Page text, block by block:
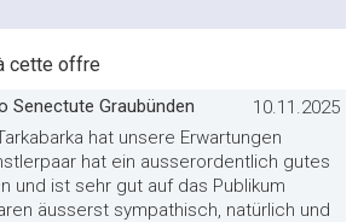
cette offre
Senectute Graubünden
10.11.2025
hat unsere Erwartungen
hat ein ausserordentlich gutes
und ist sehr gut auf das Publikum
äusserst sympathisch, natürlich und